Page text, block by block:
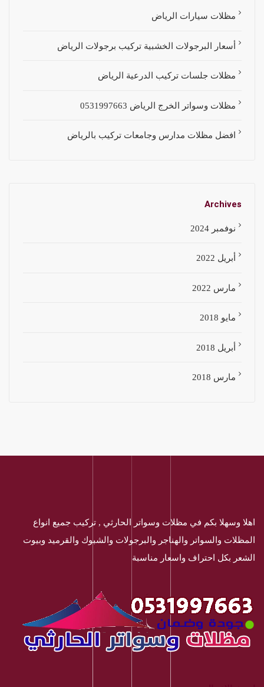
مظلات سيارات الرياض
أسعار البرجولات الخشبية تركيب برجولات الرياض
مظلات جلسات تركيب الدرعية الرياض
مظلات وسواتر الخرج الرياض 0531997663
افضل مظلات مدارس وجامعات تركيب بالرياض
Archives
نوفمبر 2024
أبريل 2022
مارس 2022
مايو 2018
أبريل 2018
مارس 2018
اهلا وسهلا بكم في مظلات وسواتر الحارثي , تركيب جميع انواع
المظلات والسواتر والهناجر والبرجولات والشبوك والقرميد وبيوت
الشعر بكل احتراف واسعار مناسبة